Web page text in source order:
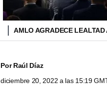
AMLO AGRADECE LEALTAD
PorRaúl Díaz
diciembre 20, 2022 a las 15:19